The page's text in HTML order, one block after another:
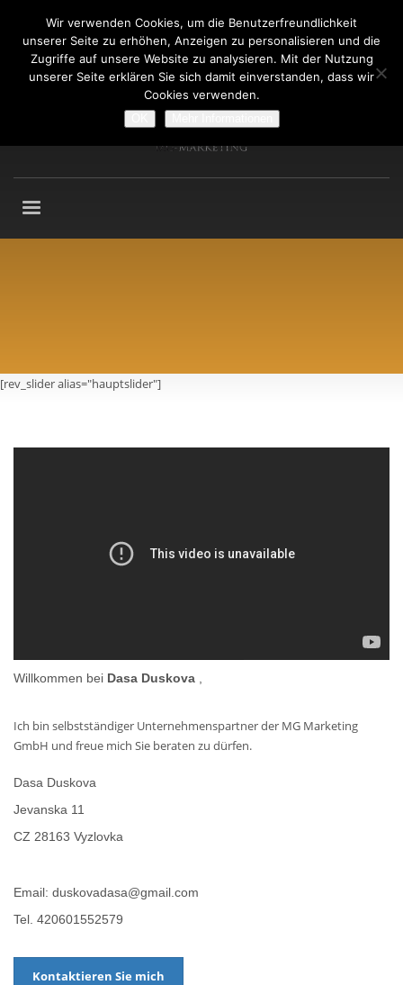
Fragen an: +49 (911) 2165 876
Mo-Fr: 9:00-13:00 Uhr
[rev_slider alias="hauptslider"]
Willkommen bei Dasa Duskova
Ich bin selbstständiger Unternehmenspartner der MG Marketing
GmbH und freue mich Sie beraten zu dürfen.
Dasa Duskova
Jevanska 11
CZ 28163 Vyzlovka
Email: duskovadasa@gmail.com
Tel. 420601552579
Kontaktieren Sie mich
Wir verwenden Cookies, um die Benutzerfreundlichkeit
unserer Seite zu erhöhen, Anzeigen zu personalisieren und die
Zugriffe auf unsere Website zu analysieren. Mit der Nutzung
unserer Seite erklären Sie sich damit einverstanden, dass wir
Cookies verwenden.